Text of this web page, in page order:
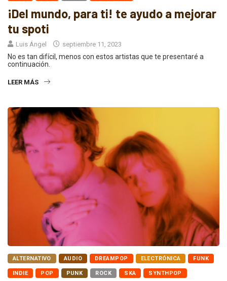
¡Del mundo, para ti! te ayudo a mejorar
tu spoti
Luis Ángel septiembre 11, 2023
No es tan difícil, menos con estos artistas que te presentaré a
continuación.
LEER MÁS
ALTERNATIVO AUDIO DREAMPOP ELECTRÓNICA FUNK
INDIE POP PUNK ROCK SKA SYNTHPOP